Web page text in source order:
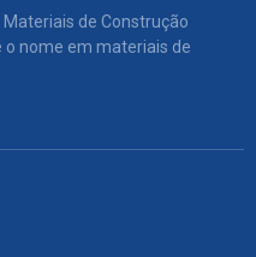
de Construção
o nome em materiais de